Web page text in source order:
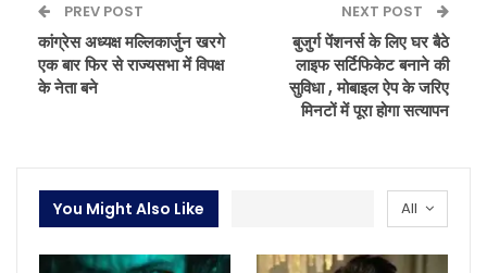
PREV POST
कांग्रेस अध्यक्ष मल्लिकार्जुन खरगे
एक बार फिर से राज्यसभा में विपक्ष
के नेता बने
NEXT POST
बुजुर्ग पेंशनर्स के लिए घर बैठे
लाइफ सर्टिफिकेट बनाने की
सुविधा , मोबाइल ऐप के जरिए
मिनटों में पूरा होगा सत्यापन
All
You Might Also Like